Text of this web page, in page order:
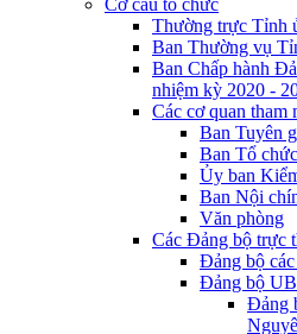
Thường trực Tỉnh
Ban Thường vụ
Ban Chấp hành
nhiệm kỳ 2020 -
Các cơ quan
Ban Tuyên
Ban Tổ chức
Ủy ban
Ban Nội
Văn phòng
Các Đảng bộ trực
Đảng bộ
Đảng bộ
Đảng